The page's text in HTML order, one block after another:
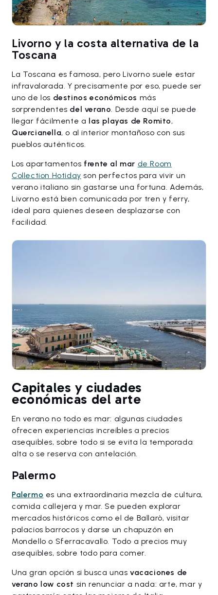
Livorno y la costa alternativa de la
Toscana
La Toscana es famosa, pero Livorno suele estar
infravalorada. Y precisamente por eso, puede ser
uno de los destinos económicos más
sorprendentes del verano. Desde aquí se puede
llegar fácilmente a
las playas de Romito,
Quercianella, o al interior montañoso con sus
pueblos auténticos.
Los apartamentos frente al mar de Room
Collection Hotiday son perfectos para vivir un
verano italiano sin gastarse una fortuna. Además,
Livorno está bien comunicada por tren y ferry,
ideal para quienes deseen desplazarse con
facilidad.
Capitales y ciudades
económicas del arte
En verano no todo es mar: algunas ciudades
ofrecen experiencias increíbles a precios
asequibles, sobre todo si se evita la temporada
alta o se reserva con antelación.
Palermo
Palermo es una extraordinaria mezcla de cultura,
comida callejera y mar. Se pueden explorar
mercados históricos como el de Ballarò, visitar
palacios barrocos y darse un chapuzón en
Mondello o Sferracavallo. Todo a precios muy
asequibles, sobre todo para comer.
Una gran opción si busca unas vacaciones de
verano low cost sin renunciar a nada: arte, mar y